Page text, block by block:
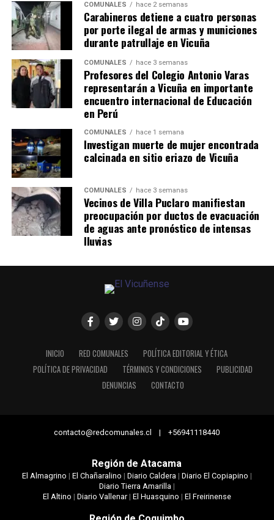
COMUNALES hace 2 semanas
Carabineros detiene a cuatro personas
por porte ilegal de armas y municiones
durante patrullaje en Vicuña
COMUNALES hace 3 semanas
Profesores del Colegio Antonio Varas
representarán a Vicuña en importante
encuentro internacional de Educación
en Perú
COMUNALES hace 1 semana
Investigan muerte de mujer encontrada
calcinada en sitio eriazo de Vicuña
COMUNALES hace 3 semanas
Vecinos de Villa Puclaro manifiestan
preocupación por ductos de evacuación
de aguas ante pronóstico de intensas
lluvias
INICIO RED COMUNALES
POLÍTICA EDITORIAL Y ÉTICA
POLÍTICA DE PRIVACIDAD
TÉRMINOS Y CONDICIONES
PUBLICIDAD
DENUNCIAS
CONTACTO
contacto@redcomunales.cl | +56941118440
Región de Atacama
El Almagrino | El Chañaralino | Diario Caldera| Diario El Copiapino |
Diario Tierra Amarilla|
El Altino | Diario Vallenar| El Huasquino | El Freirinense